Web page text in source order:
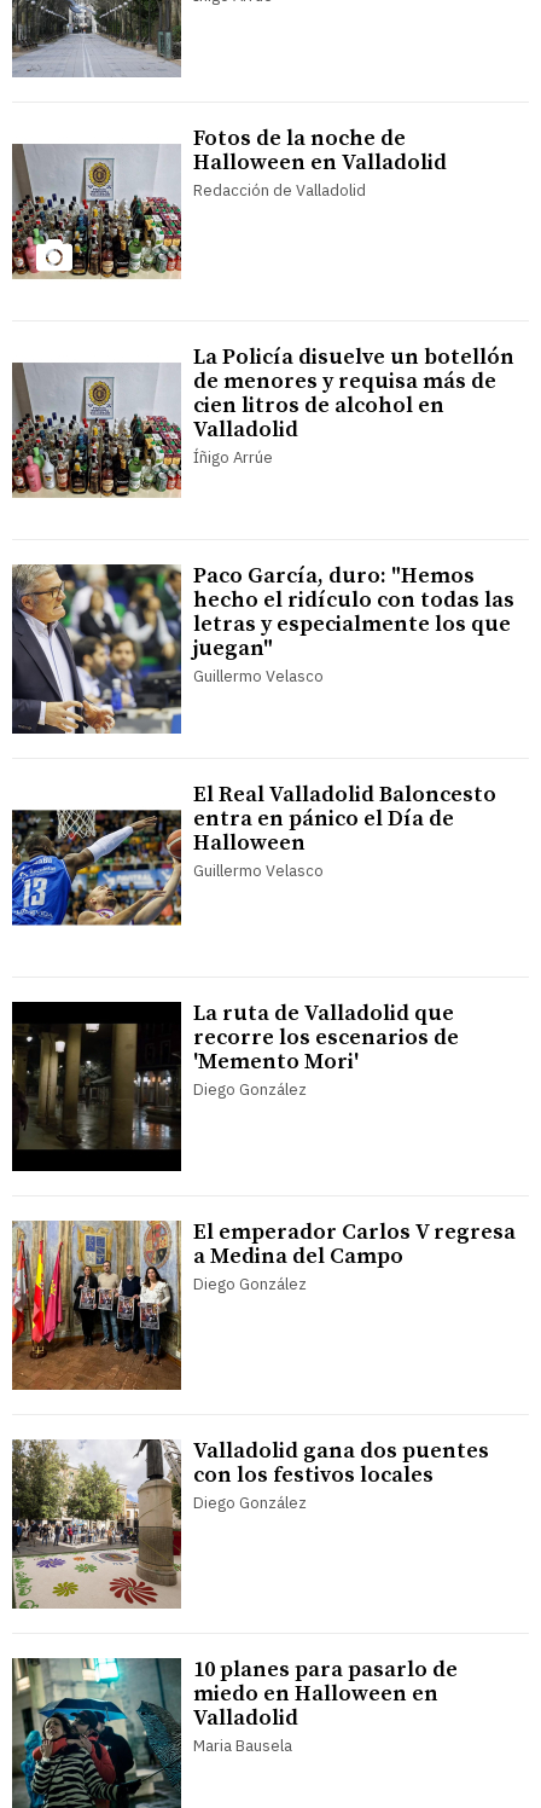
Fotos de la noche de
Halloween en Valladolid
Redacción de Valladolid
La Policía disuelve un botellón
de menores y requisa más de
cien litros de alcohol en
Valladolid
Íñigo Arrúe
Paco García, duro: "Hemos
hecho el ridículo con todas las
letras y especialmente los que
juegan"
Guillermo Velasco
El Real Valladolid Baloncesto
entra en pánico el Día de
Halloween
Guillermo Velasco
La ruta de Valladolid que
recorre los escenarios de
'Memento Mori'
Diego González
El emperador Carlos V regresa
a Medina del Campo
Diego González
Valladolid gana dos puentes
con los festivos locales
Diego González
10 planes para pasarlo de
miedo en Halloween en
Valladolid
Maria Bausela